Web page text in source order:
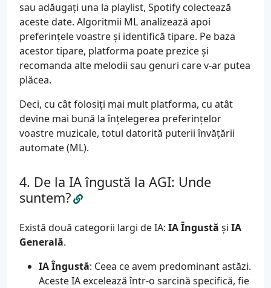
sau adăugați una la playlist, Spotify colectează
aceste date. Algoritmii ML analizează apoi
preferințele voastre și identifică tipare. Pe baza
acestor tipare, platforma poate prezice și
recomanda alte melodii sau genuri care v-ar putea
plăcea.
Deci, cu cât folosiți mai mult platforma, cu atât
devine mai bună la înțelegerea preferințelor
voastre muzicale, totul datorită puterii învățării
automate (ML).
De la IA îngustă la AGI: Unde
suntem?
Există două categorii largi de IA: IA Îngustă și IA
Generală.
IA Îngustă: Ceea ce avem predominant astăzi.
Aceste IA excelează într-o sarcină specifică, fie